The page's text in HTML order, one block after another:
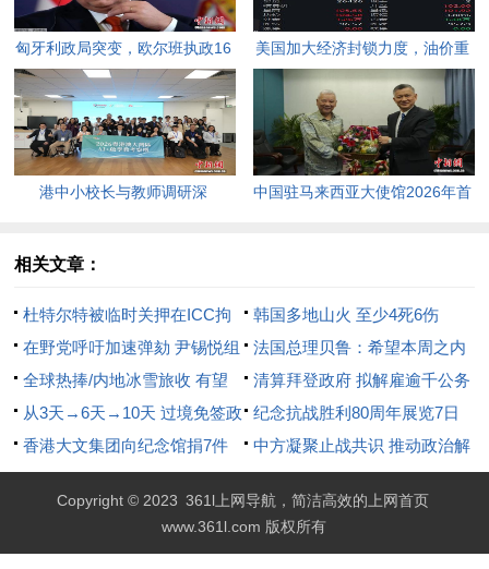
匈牙利政局突变，欧尔班执政16
年终结。
美国加大经济封锁力度，油价重
返100美元高点，黄金价格急
跌，日韩主要股指开盘走低。
港中小校长与教师调研深
课堂新路径。
中国驻马来西亚大使馆2026年首
力，帮助他们在异国他乡更好地
学习和生活。
相关文章：
杜特尔特被临时关押在ICC拘
留中心
韩国多地山火 至少4死6伤
在野党呼吁加速弹劾 尹锡悦组
团反击
法国总理贝鲁：希望本周之内
组建新政府
全球热捧/内地冰雪旅收 有望
超过6300亿
清算拜登政府 拟解雇逾千公务
员
从3天→6天→10天 过境免签政
策再升级！
纪念抗战胜利80周年展览7日
启幕 重现中国14年抗战史
香港大文集团向纪念馆捐7件
重要史料
中方凝聚止战共识 推动政治解
决乌危机
Copyright © 2023 361l上网导航，简洁高效的上网首页
www.361l.com 版权所有